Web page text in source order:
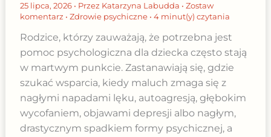
25 lipca, 2026 • Przez Katarzyna Labudda • Zostaw
komentarz • Zdrowie psychiczne• 4 minut(y) czytania
Rodzice, którzy zauważają, że potrzebna jest
pomoc psychologiczna dla dziecka często stają
w martwym punkcie. Zastanawiają się, gdzie
szukać wsparcia, kiedy maluch zmaga się z
nagłymi napadami lęku, autoagresją, głębokim
wycofaniem, objawami depresji albo nagłym,
drastycznym spadkiem formy psychicznej, a